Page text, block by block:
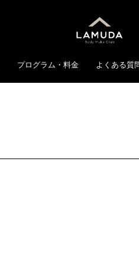
プログラム・料金 よくある質